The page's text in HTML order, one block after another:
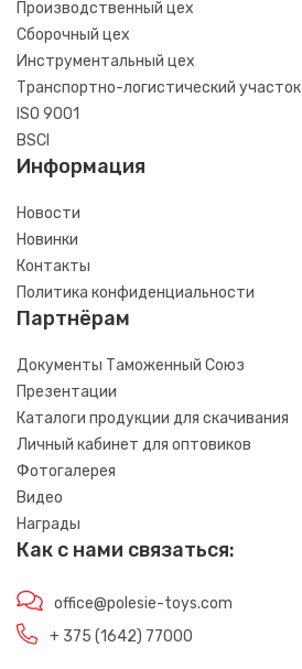
Производственный цех
Сборочный цех
Инструментальный цех
Транспортно-логистический участок
ISO 9001
BSCI
Информация
Новости
Новинки
Контакты
Политика конфиденциальности
Партнёрам
Документы Таможенный Союз
Презентации
Каталоги продукции для скачивания
Личный кабинет для оптовиков
Фотогалерея
Видео
Награды
Как с нами связаться:
office@polesie-toys.com
+ 375 (1642) 77000